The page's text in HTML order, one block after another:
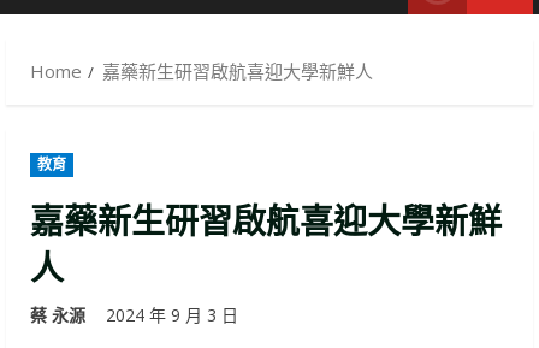
Home 嘉藥新生研習啟航喜迎大學新鮮人
教育
嘉藥新生研習啟航喜迎大學新鮮
人
蔡 永源 2024 年 9 月 3 日